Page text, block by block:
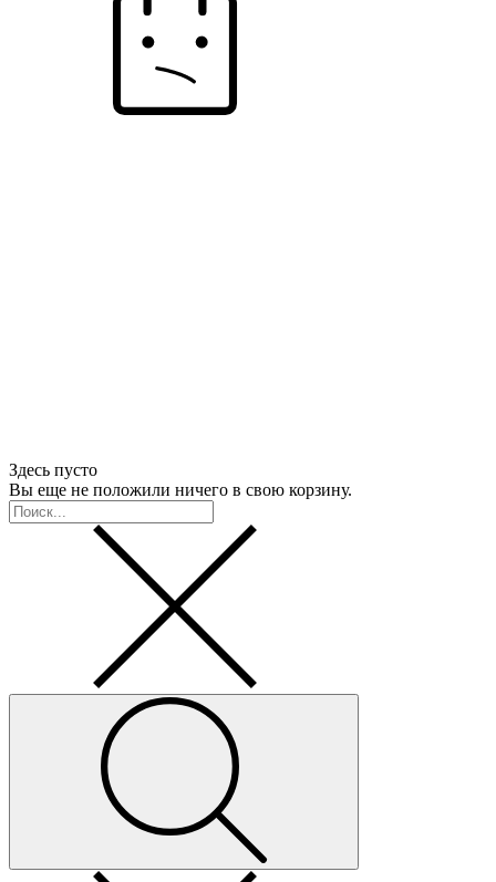
Здесь пусто
Вы еще не положили ничего в свою корзину.